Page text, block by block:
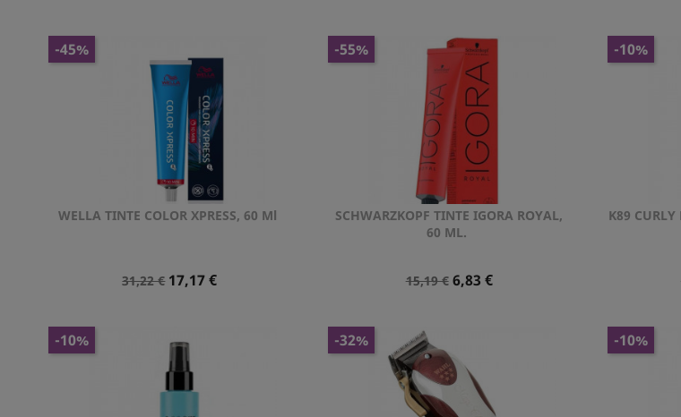
WELLA TINTE COLOR XPRESS, 60 Ml
Precio
31,22 € Precio
17,17 €
-45%
Vista rápida
SCHWARZKOPF TINTE IGORA ROYAL,
60 ML.
Precio
15,19 € Precio
6,83 €
-55%
Vista rápida
K89
-10%
-10% -32% -10%